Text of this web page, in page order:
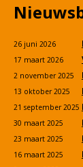
26 juni 2026
17 maart 2026
2 november 2025
13 oktober 2025
21 september 2025
30 maart 2025
23 maart 2025
16 maart 2025